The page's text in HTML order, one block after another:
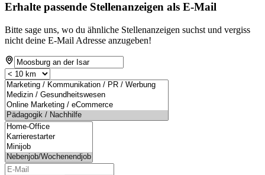
Erhalte passende Stellenanzeigen als E-Mail
Bitte sage uns, wo du ähnliche Stellenanzeigen suchst und vergiss
nicht deine E-Mail Adresse anzugeben!